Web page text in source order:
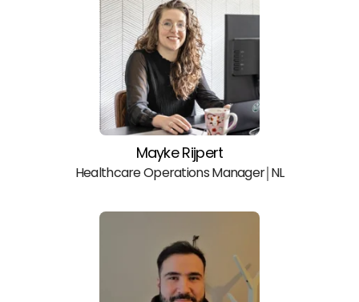
Mayke Rijpert
Healthcare Operations Manager￨NL